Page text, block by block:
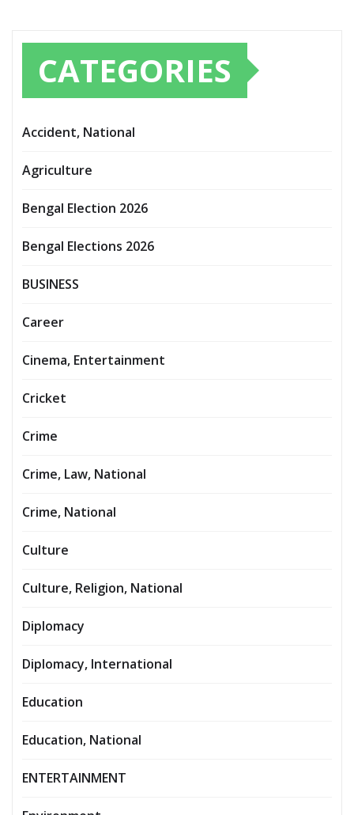
CATEGORIES
Accident, National
Agriculture
Bengal Election 2026
Bengal Elections 2026
BUSINESS
Career
Cinema, Entertainment
Cricket
Crime
Crime, Law, National
Crime, National
Culture
Culture, Religion, National
Diplomacy
Diplomacy, International
Education
Education, National
ENTERTAINMENT